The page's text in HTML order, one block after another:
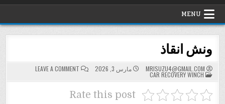
MENU
ونش انقاذ
MRISUZU4@GMAIL.COM مارس 3, 2026 LEAVE A COMMENT
ON
ونش
انقاذ
POSTED
IN
CAR RECOVERY WINCH
Rate this post